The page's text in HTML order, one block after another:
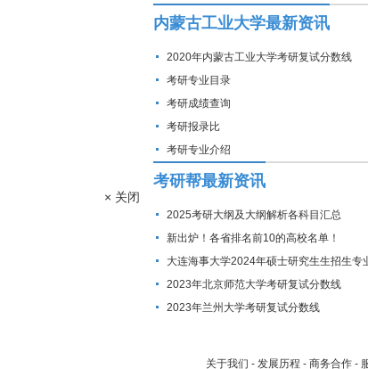
内蒙古工业大学最新资讯
2020年内蒙古工业大学考研复试分数线
考研专业目录
考研成绩查询
考研报录比
考研专业介绍
考研帮最新资讯
2025考研大纲及大纲解析各科目汇总
新出炉！各省排名前10的高校名单！
大连海事大学2024年硕士研究生生招生专
费标准及拟招生人数
2023年北京师范大学考研复试分数线
2023年兰州大学考研复试分数线
关于我们 - 发展历程 - 商务合作 -
× 关闭